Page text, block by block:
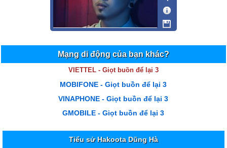
Mạng di động của bạn khác?
VIETTEL - Giọt buồn để lại 3
MOBIFONE - Giọt buồn để lại 3
VINAPHONE - Giọt buồn để lại 3
GMOBILE - Giọt buồn để lại 3
Tiểu sử Hakoota Dũng Hà